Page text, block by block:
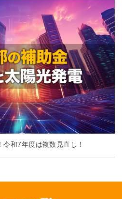
和7年度は複数見直し！